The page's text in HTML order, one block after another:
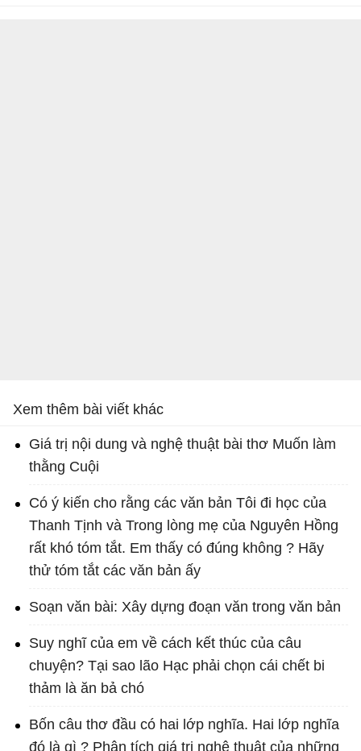
Xem thêm bài viết khác
Giá trị nội dung và nghệ thuật bài thơ Muốn làm
thằng Cuội
Có ý kiến cho rằng các văn bản Tôi đi học của
Thanh Tịnh và Trong lòng mẹ của Nguyên Hồng
rất khó tóm tắt. Em thấy có đúng không ? Hãy
thử tóm tắt các văn bản ấy
Soạn văn bài: Xây dựng đoạn văn trong văn bản
Suy nghĩ của em về cách kết thúc của câu
chuyện? Tại sao lão Hạc phải chọn cái chết bi
thảm là ăn bả chó
Bốn câu thơ đầu có hai lớp nghĩa. Hai lớp nghĩa
đó là gì ? Phân tích giá trị nghệ thuật của những